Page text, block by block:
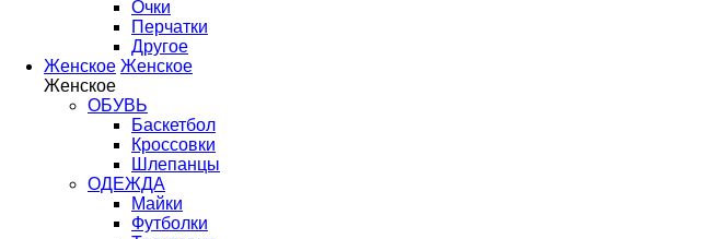
Очки
Перчатки
Другое
Женское Женское
Женское
ОБУВЬ
Баскетбол
Кроссовки
Шлепанцы
ОДЕЖДА
Майки
Футболки